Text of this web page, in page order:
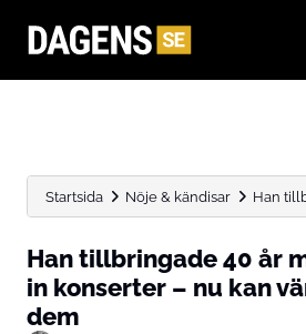
Startsida Nöje & kändisar Han
Han tillbringade 40 år
in konserter – nu kan
dem